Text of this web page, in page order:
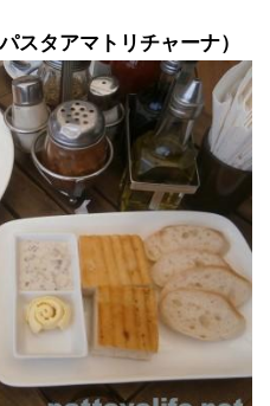
スタアマトリチャーナ）